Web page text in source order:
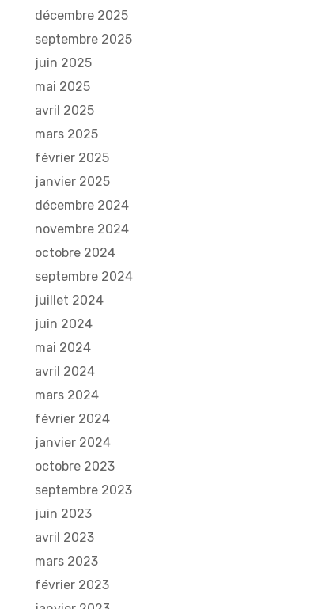
décembre 2025
septembre 2025
juin 2025
mai 2025
avril 2025
mars 2025
février 2025
janvier 2025
décembre 2024
novembre 2024
octobre 2024
septembre 2024
juillet 2024
juin 2024
mai 2024
avril 2024
mars 2024
février 2024
janvier 2024
octobre 2023
septembre 2023
juin 2023
avril 2023
mars 2023
février 2023